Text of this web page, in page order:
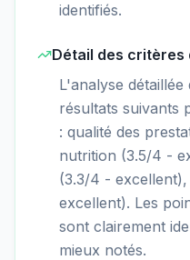
identifiés.
Détail des
L'analyse
résultats suivants
: qualité des
nutrition (3.5/4 -
(3.3/4 -
excellent). Les
sont clairement
mieux notés.